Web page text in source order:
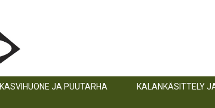
KASVIHUONE JA PUUTARHA KALANKÄSITTELY